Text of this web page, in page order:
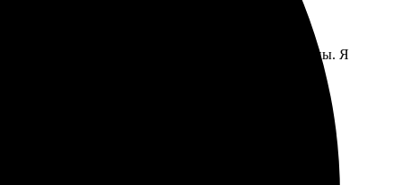
интуитивно понятен, все шаги чётко прописаны. Я
Всё выглядело аккуратно и стильно.